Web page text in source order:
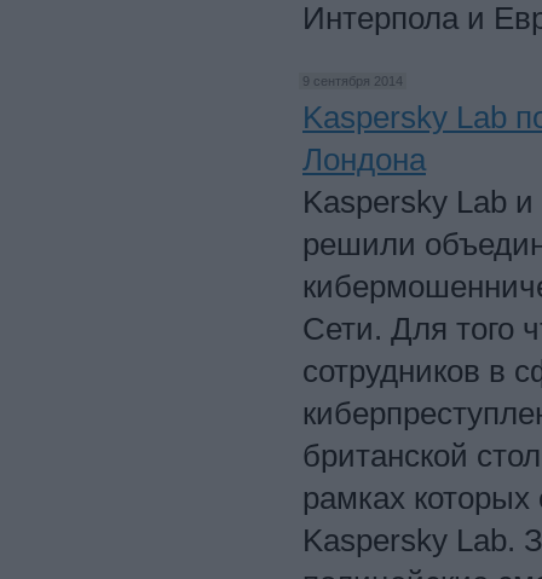
Интерпола и
9 сентября 2014
Kaspersky Lab
Лондона
Kaspersky Lab
решили
Сети. Для того
сотрудников в
британской
рамках которых
Kaspersky Lab.